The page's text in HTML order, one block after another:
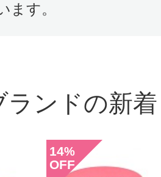
ます。
ランドの新
14%
OFF